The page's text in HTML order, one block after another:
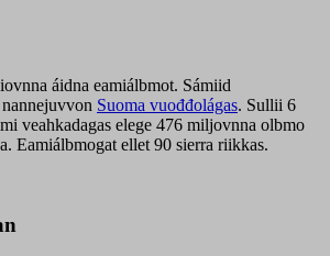
áidna eamiálbmot. Sámiid
Suoma vuođđolágas. Sullii 6
veahkadagas elege 476 miljovnna olbmo
Eamiálbmogat ellet 90 sierra riikkas.